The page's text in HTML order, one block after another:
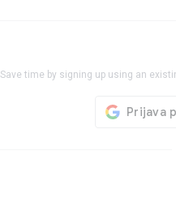
Save time by signing up using an